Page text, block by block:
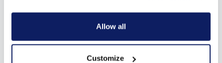
Allow all
Customize
“Ik hoor klanten vaak zeggen dat het